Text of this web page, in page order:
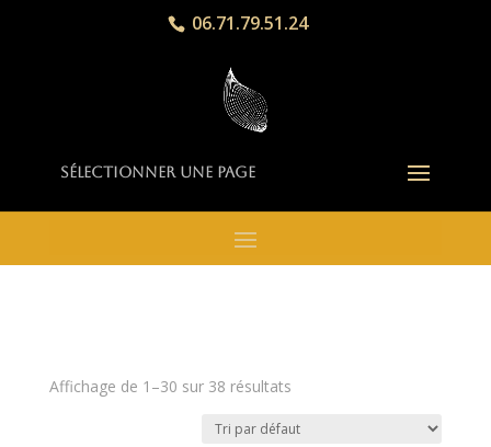
06.71.79.51.24
Sélectionner une page
Affichage de 1–30 sur 38 résultats